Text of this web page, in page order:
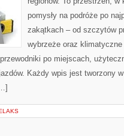
pomysły na podróże po
zakątkach – od szczytów
wybrzeże oraz
po miejscach,
Każdy wpis jest tworzony